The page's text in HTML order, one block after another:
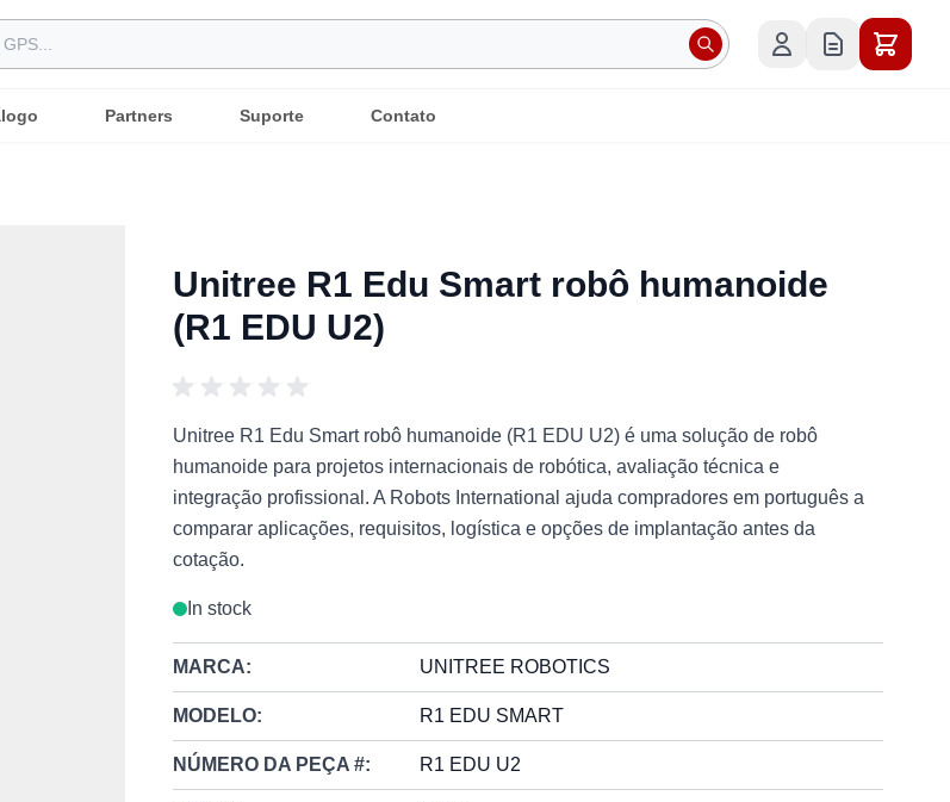
Partners Suporte Contato
Unitree R1 Edu Smart robô humanoide
(R1 EDU U2)
Unitree R1 Edu Smart robô humanoide (R1 EDU U2) é uma solução de robô
humanoide para projetos internacionais de robótica, avaliação técnica e
integração profissional. A Robots International ajuda compradores em português a
comparar aplicações, requisitos, logística e opções de implantação antes da
cotação.
In stock
MARCA: UNITREE ROBOTICS
MODELO: R1 EDU SMART
NÚMERO DA PEÇA #: R1 EDU U2